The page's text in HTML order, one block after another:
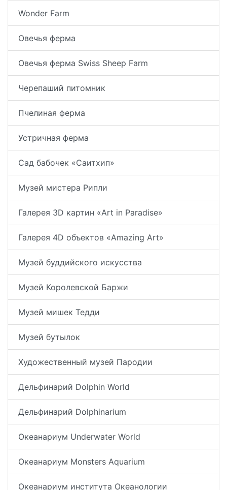
Wonder Farm
Овечья ферма
Овечья ферма Swiss Sheep Farm
Черепаший питомник
Пчелиная ферма
Устричная ферма
Сад бабочек «Саитхип»
Музей мистера Рипли
Галерея 3D картин «Art in Paradise»
Галерея 4D объектов «Amazing Art»
Музей буддийского искусства
Музей Королевской Баржи
Музей мишек Тедди
Музей бутылок
Художественный музей Пародии
Дельфинарий Dolphin World
Дельфинарий Dolphinarium
Океанариум Underwater World
Океанариум Monsters Aquarium
Океанариум института Океанологии